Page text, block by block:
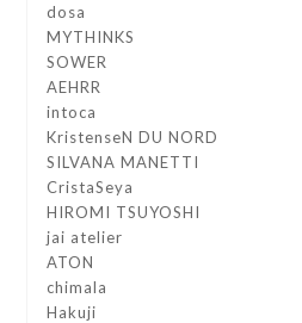
dosa
MYTHINKS
SOWER
AEHRR
intoca
KristenseN DU NORD
SILVANA MANETTI
CristaSeya
HIROMI TSUYOSHI
jai atelier
ATON
chimala
Hakuji